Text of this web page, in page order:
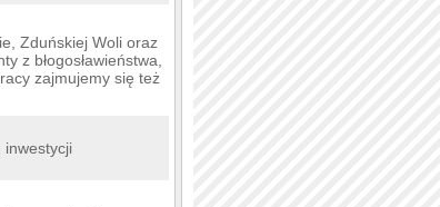
Zduńskiej Woli oraz
z błogosławieństwa,
zajmujemy się też
inwestycji